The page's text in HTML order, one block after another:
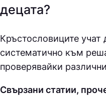
децата?
Кръстословиците учат
систематично към
проверявайки
Свързани статии,